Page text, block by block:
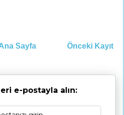
Önceki Kayıt
Sayfa
e-postayla alın: